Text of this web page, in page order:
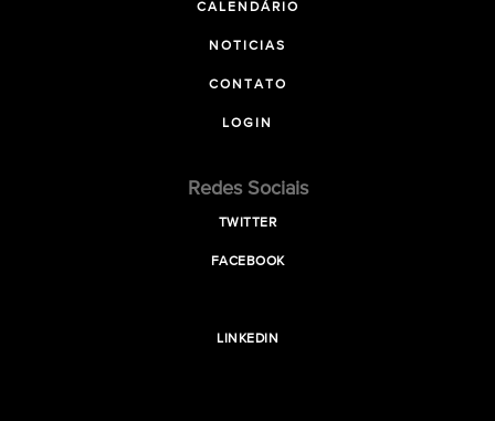
CALENDÁRIO
NOTICIAS
CONTATO
LOGIN
Redes Sociais
TWITTER
FACEBOOK
LINKEDIN